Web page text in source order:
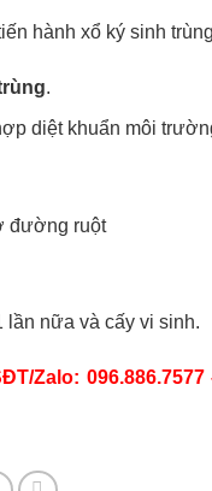
hành xổ ký sinh
.
diệt khuẩn môi
đường ruột
lần nữa và cấy vi sinh.
Zalo: